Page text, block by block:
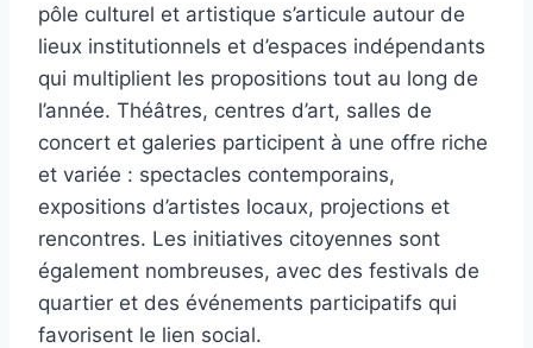
pôle culturel et artistique s’articule autour de
lieux institutionnels et d’espaces indépendants
qui multiplient les propositions tout au long de
l’année. Théâtres, centres d’art, salles de
concert et galeries participent à une offre riche
et variée : spectacles contemporains,
expositions d’artistes locaux, projections et
rencontres. Les initiatives citoyennes sont
également nombreuses, avec des festivals de
quartier et des événements participatifs qui
favorisent le lien social.